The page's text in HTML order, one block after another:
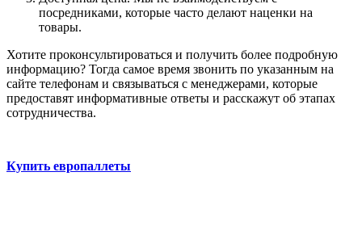
посредниками, которые часто делают наценки на
товары.
Хотите проконсультироваться и получить более подробную
информацию? Тогда самое время звонить по указанным на
сайте телефонам и связываться с менеджерами, которые
предоставят информативные ответы и расскажут об этапах
сотрудничества.
Купить европаллеты